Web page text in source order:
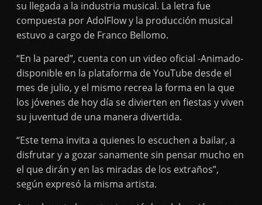
su llegada a la industria musical. La letra fue
compuesta por AdolFlow y la producción musical
estuvo a cargo de Franco Bellomo.
“En la pared”, cuenta con un video oficial -Animado-
disponible en la plataforma de YouTube desde el
mes de julio, y el mismo recrea la forma en la que
los jóvenes de hoy día se divierten en fiestas y viven
su juventud de una manera divertida.
“Este tema invita a quienes lo escuchen a bailar, a
disfrutar y a gozar sanamente sin pensar mucho en
el que dirán y en las miradas de los extraños”,
según expresó la misma artista.